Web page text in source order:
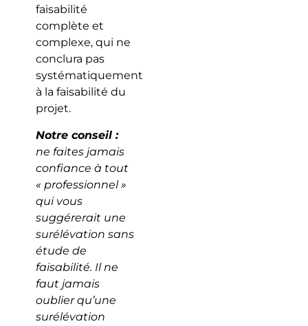
faisabilité
complète et
complexe, qui ne
conclura pas
systématiquement
à la faisabilité du
projet.
Notre conseil :
ne faites jamais
confiance à tout
« professionnel »
qui vous
suggérerait une
surélévation sans
étude de
faisabilité. Il ne
faut jamais
oublier qu’une
surélévation